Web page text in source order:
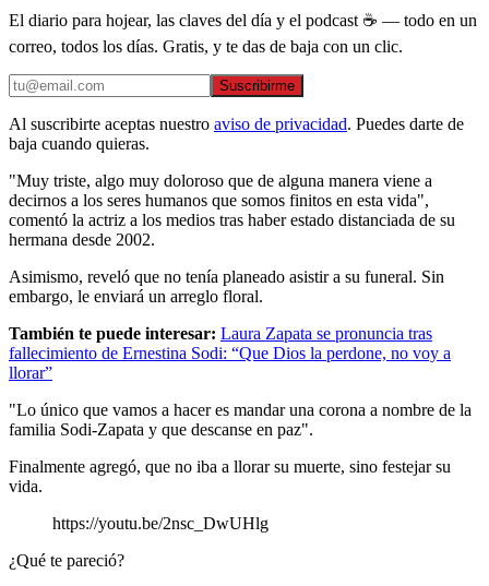
El diario para hojear, las claves del día y el podcast ☕ — todo en un
correo, todos los días. Gratis, y te das de baja con un clic.
Suscribirme
Al suscribirte aceptas nuestro aviso de privacidad. Puedes darte de
baja cuando quieras.
"Muy triste, algo muy doloroso que de alguna manera viene a
decirnos a los seres humanos que somos finitos en esta vida",
comentó la actriz a los medios tras haber estado distanciada de su
hermana desde 2002.
Asimismo, reveló que no tenía planeado asistir a su funeral. Sin
embargo, le enviará un arreglo floral.
También te puede interesar: Laura Zapata se pronuncia tras
fallecimiento de Ernestina Sodi: “Que Dios la perdone, no voy a
llorar”
"Lo único que vamos a hacer es mandar una corona a nombre de la
familia Sodi-Zapata y que descanse en paz".
Finalmente agregó, que no iba a llorar su muerte, sino festejar su
vida.
https://youtu.be/2nsc_DwUHlg
¿Qué te pareció?